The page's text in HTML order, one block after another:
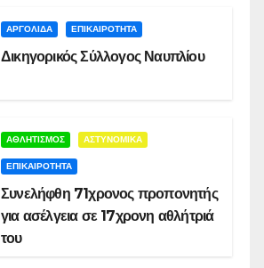
ΑΡΓΟΛΙΔΑ ΕΠΙΚΑΙΡΟΤΗΤΑ
Δικηγορικός Σύλλογος Ναυπλίου
ΑΘΛΗΤΙΣΜΟΣ ΑΣΤΥΝΟΜΙΚΑ
ΕΠΙΚΑΙΡΟΤΗΤΑ
Συνελήφθη 71χρονος προπονητής
για ασέλγεια σε 17χρονη αθλήτριά
του